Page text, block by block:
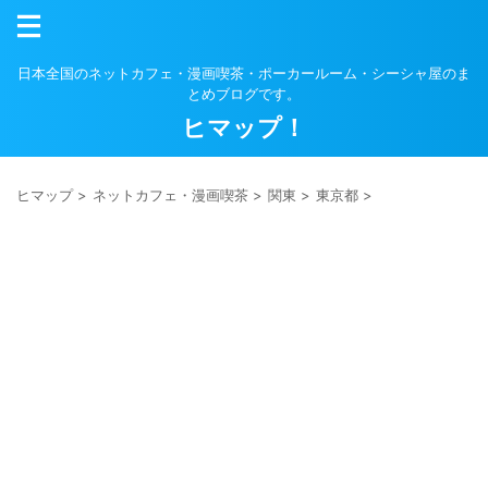
日本全国のネットカフェ・漫画喫茶・ポーカールーム・シーシャ屋のま
とめブログです。
ヒマップ！
ヒマップ> ネットカフェ・漫画喫茶 > 関東 > 東京都 >